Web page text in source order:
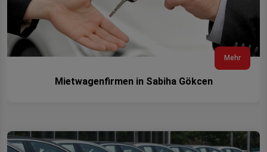
Mehr
Mietwagenfirmen in Sabiha Gökcen